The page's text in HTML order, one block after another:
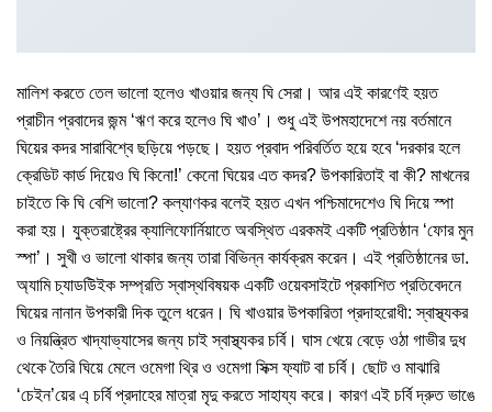
মালিশ করতে তেল ভালো হলেও খাওয়ার জন্য ঘি সেরা। আর এই কারণেই হয়ত
প্রাচীন প্রবাদের জন্ম ‘ঋণ করে হলেও ঘি খাও’। শুধু এই উপমহাদেশে নয় বর্তমানে
ঘিয়ের কদর সারাবিশ্বে ছড়িয়ে পড়ছে। হয়ত প্রবাদ পরিবর্তিত হয়ে হবে ‘দরকার হলে
ক্রেডিট কার্ড দিয়েও ঘি কিনো!’ কেনো ঘিয়ের এত কদর? উপকারিতাই বা কী? মাখনের
চাইতে কি ঘি বেশি ভালো? কল্যাণকর বলেই হয়ত এখন পশ্চিমাদেশেও ঘি দিয়ে স্পা
করা হয়। যুক্তরাষ্ট্রের ক্যালিফোর্নিয়াতে অবস্থিত এরকমই একটি প্রতিষ্ঠান ‘ফোর মুন
স্পা’। সুখী ও ভালো থাকার জন্য তারা বিভিন্ন কার্যক্রম করেন। এই প্রতিষ্ঠানের ডা.
অ্যামি চ্যাডউিইক সম্প্রতি স্বাস্থবিষয়ক একটি ওয়েবসাইটে প্রকাশিত প্রতিবেদনে
ঘিয়ের নানান উপকারী দিক তুলে ধরেন। ঘি খাওয়ার উপকারিতা প্রদাহরোধী: স্বাস্থ্যকর
ও নিয়ন্ত্রিত খাদ্যাভ্যাসের জন্য চাই স্বাস্থ্যকর চর্বি। ঘাস খেয়ে বেড়ে ওঠা গাভীর দুধ
থেকে তৈরি ঘিয়ে মেলে ওমেগা থ্রি ও ওমেগা সিক্স ফ্যাট বা চর্বি। ছোট ও মাঝারি
‘চেইন’য়ের এ্ চর্বি প্রদাহের মাত্রা মৃদু করতে সাহায্য করে। কারণ এই চর্বি দ্রুত ভাঙে